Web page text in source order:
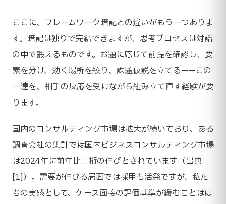
ここに、フレームワーク暗記との違いがもう一つありま
す。暗記は独りで完結できますが、思考プロセスは対話
の中で鍛えるものです。お題に応じて前提を確認し、要
素を分け、効く場所を絞り、課題仮説を立てる——この
一連を、相手の反応を受けながら組み立て直す経験が要
ります。
国内のコンサルティング市場は拡大が続いており、ある
調査会社の集計では国内ビジネスコンサルティング市場
は2024年に前年比二桁の伸びとされています（出典
[1]）。需要が伸びる局面では採用も活発ですが、私た
ちの実感として、ケース面接の評価基準が緩むことはほ